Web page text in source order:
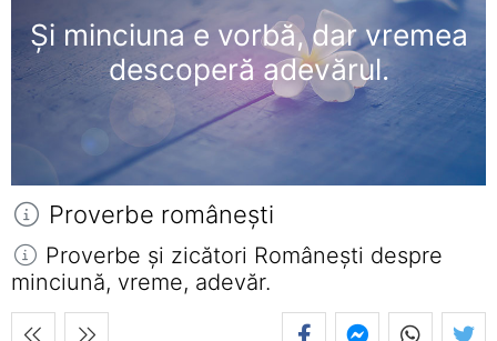
Şi minciuna e vorbă, dar vremea
descoperă adevărul.
Proverbe româneşti
Proverbe și zicători Româneşti despre
minciună, vreme, adevăr.